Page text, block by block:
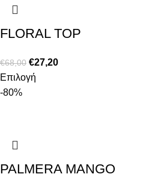
FLORAL TOP
€68,00 €27,20
Επιλογή
-80%
PALMERA MANGO